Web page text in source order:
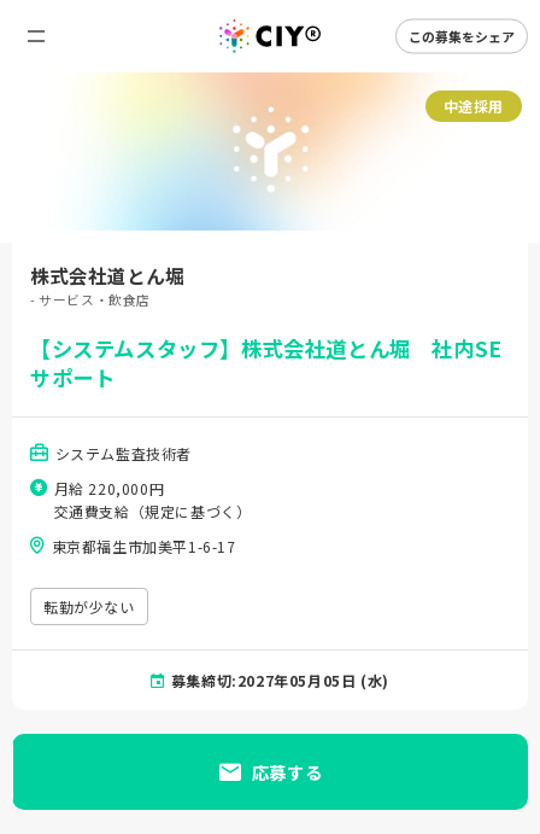
この募集をシェア
中途採用
株式会社道とん堀
- サービス・飲食店
【システムスタッフ】株式会社道とん堀 社内SE
サポート
システム監査技術者
月給 220,000円
交通費支給（規定に基づく）
東京都福生市加美平1-6-17
転勤が少ない
募集締切:2027年05月05日 (水)
応募する